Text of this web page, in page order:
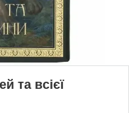
та всієї